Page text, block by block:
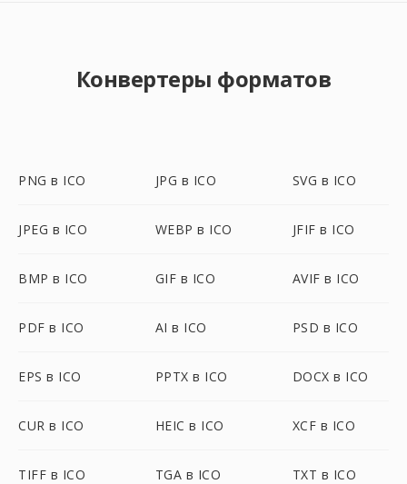
Конвертеры форматов
PNG в ICO JPG в ICO SVG в ICO
JPEG в ICO WEBP в ICO JFIF в ICO
BMP в ICO GIF в ICO AVIF в ICO
PDF в ICO AI в ICO PSD в ICO
EPS в ICO PPTX в ICO DOCX в ICO
CUR в ICO HEIC в ICO XCF в ICO
TIFF в ICO TGA в ICO TXT в ICO